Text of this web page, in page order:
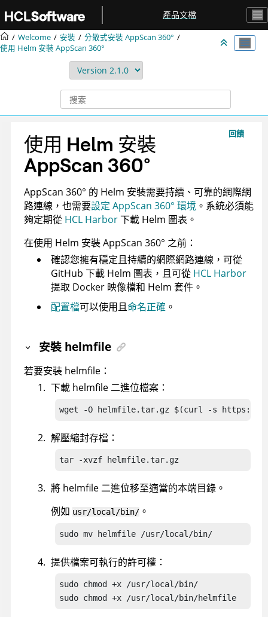
產品文檔
Welcome 安裝 分散式安裝 AppScan 360°
使用 Helm 安裝 AppScan 360°
回饋
使用 Helm 安裝
AppScan 360°
AppScan 360° 的 Helm 安裝需要持續、可靠的網際網
路連線，也需要設定 AppScan 360° 環境 。系統必須能
夠定期從 HCL Harbor下載 Helm 圖表。
在使用 Helm 安裝AppScan 360° 之前：
確認您擁有穩定且持續的網際網路連線，可從
GitHub 下載 Helm 圖表，且可從 HCL Harbor
提取 Docker 映像檔和 Helm 套件。
配置檔可以使用且命名正確 。
安裝 helmfile
若要安裝 helmfile：
下載 helmfile 二進位檔案：
wget -O helmfile.tar.gz $(curl -s https://
解壓縮封存檔：
tar -xvzf helmfile.tar.gz
將 helmfile 二進位移至適當的本端目錄。
例如 usr/local/bin/ 。
sudo mv helmfile /usr/local/bin/
提供檔案可執行的許可權：
sudo chmod +x /usr/local/bin/
sudo chmod +x /usr/local/bin/helmfile